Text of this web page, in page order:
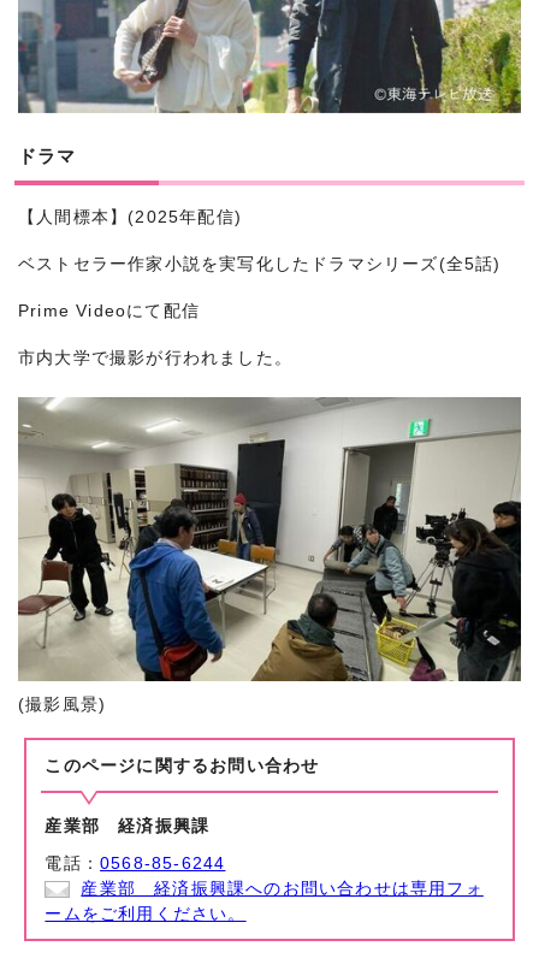
ドラマ
【人間標本】(2025年配信)
ベストセラー作家小説を実写化したドラマシリーズ(全5話)
Prime Videoにて配信
市内大学で撮影が行われました。
(撮影風景)
このページに関する お問い合わせ
産業部 経済振興課
電話：0568-85-6244
産業部 経済振興課へのお問い合わせは専用フォ
ームをご利用ください。